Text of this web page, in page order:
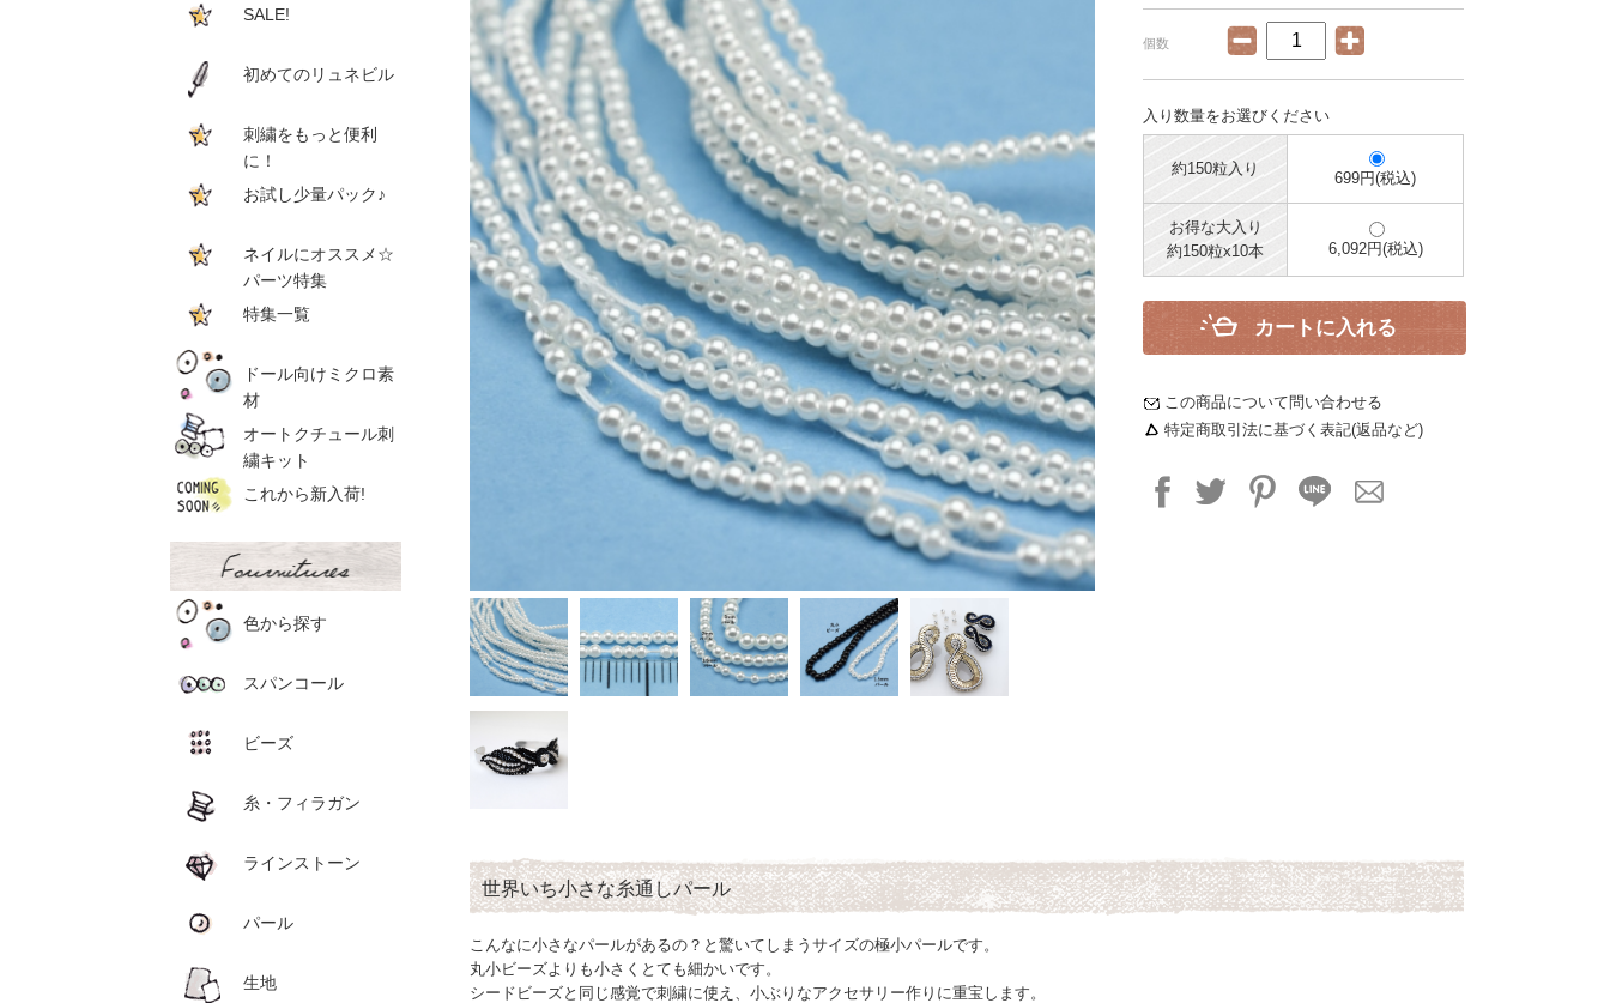
個数
入り数量をお選びください
約150粒入り
699円(税込)
お得な大入り
約150粒x10本
6,092円(税込)
カートに入れる
この商品について問い合わせる
特定商取引法に基づく表記(返品など)
世界いち小さな糸通しパール
こんなに小さなパールがあるの？と驚いてしまうサイズの極小パールです。
丸小ビーズよりも小さくとても細かいです。
シードビーズと同じ感覚で刺繍に使え、小ぶりなアクセサリー作りに重宝します。
SALE!
初めてのリュネビル
刺繍をもっと便利
に！
お試し少量パック♪
ネイルにオススメ☆
パーツ特集
特集一覧
ドール向けミクロ素
材
オートクチュール刺
繍キット
これから新入荷!
色から探す
スパンコール
ビーズ
糸・フィラガン
ラインストーン
パール
生地